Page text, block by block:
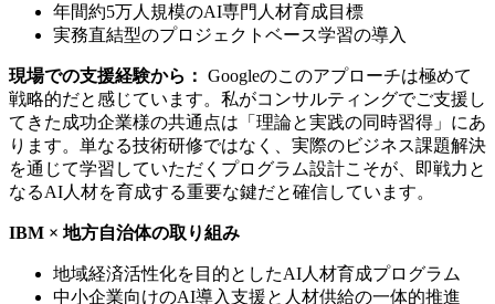
年間約5万人規模のAI専門人材育成目標
実務直結型のプロジェクトベース学習の導入
現場での支援経験から： Googleのこのアプローチは極めて
戦略的だと感じています。私がコンサルティングでご支援し
てきた成功企業様の共通点は「理論と実践の同時習得」にあ
ります。単なる技術研修ではなく、実際のビジネス課題解決
を通じて学習していただくプログラム設計こそが、即戦力と
なるAI人材を育成する重要な鍵だと確信しています。
IBM × 地方自治体の取り組み
地域経済活性化を目的としたAI人材育成プログラム
中小企業向けのAI導入支援と人材供給の一体的推進